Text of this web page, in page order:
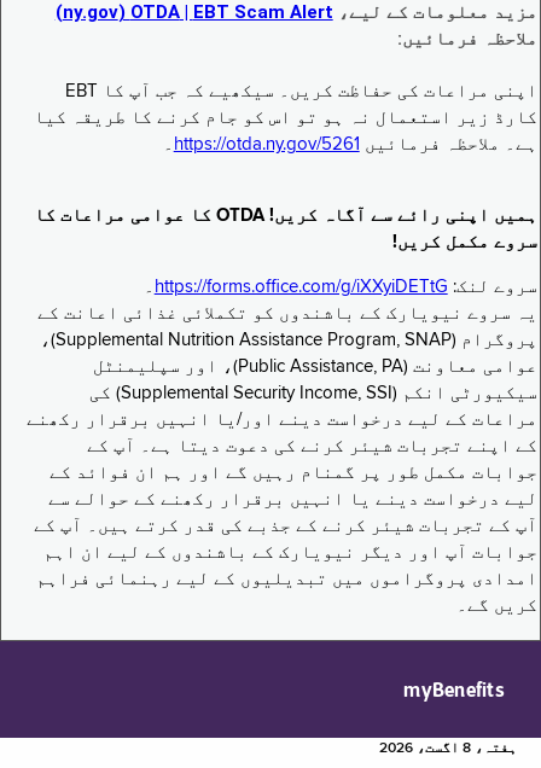
مزید معلومات کے لیے، EBT Scam Alert ‏| OTDA ‏(ny.gov)
ملاحظہ فرمائیں:
اپنی مراعات کی حفاظت کریں۔ سیکھیے کہ جب آپ کا EBT
کارڈ زیر استعمال نہ ہو تو اس کو جام کرنے کا طریقہ کیا
ہے۔ ملاحظہ فرمائیں https://otda.ny.gov/5261 ۔
ہمیں اپنی رائے سے آگاہ کریں! OTDA کا عوامی مراعات کا
سروے مکمل کریں!
سروے لنک: https://forms.office.com/g/iXXyiDETtG ۔
یہ سروے نیویارک کے باشندوں کو تکملائی غذائی اعانت کے
پروگرام (Supplemental Nutrition Assistance Program, SNAP)،
عوامی معاونت (Public Assistance, PA)، اور سپلیمنٹل
سیکیورٹی انکم (Supplemental Security Income, SSI) کی
مراعات کے لیے درخواست دینے اور/یا انہیں برقرار رکھنے
کے اپنے تجربات شیئر کرنے کی دعوت دیتا ہے۔ آپ کے
جوابات مکمل طور پر گمنام رہیں گے اور ہم ان فوائد کے
لیے درخواست دینے یا انہیں برقرار رکھنے کے حوالے سے
آپ کے تجربات شیئر کرنے کے جذبے کی قدر کرتے ہیں۔ آپ کے
جوابات آپ اور دیگر نیویارک کے باشندوں کے لیے ان اہم
امدادی پروگراموں میں تبدیلیوں کے لیے رہنمائی فراہم
کریں گے۔
myBenefits
ہفتہ، 8 اگست، 2026